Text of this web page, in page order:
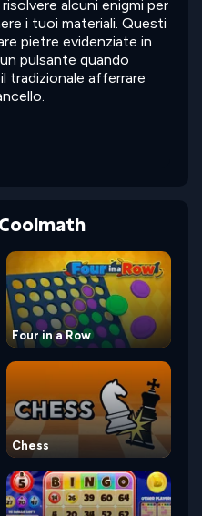
alcuni enigmi per
i tuoi materiali. Questi
pietre evidenziate in
pulsante quando
tradizionale afferrare
Four in a Row
Chess